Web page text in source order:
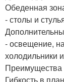
Обеденная
- столы и
- освещение,
холодильники
Преимущества